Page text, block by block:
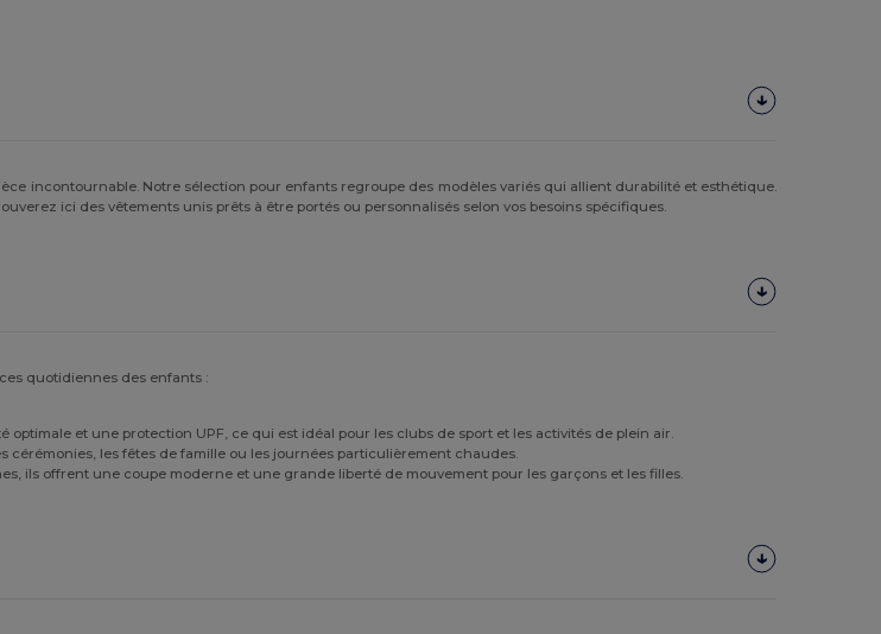
incontournable. Notre sélection pour enfants regroupe des modèles variés qui allient durabilité et esthétique.
ici des vêtements unis prêts à être portés ou personnalisés selon vos besoins spécifiques.
quotidiennes des enfants :
et une protection UPF, ce qui est idéal pour les clubs de sport et les activités de plein air.
cérémonies, les fêtes de famille ou les journées particulièrement chaudes.
ils offrent une coupe moderne et une grande liberté de mouvement pour les garçons et les filles.